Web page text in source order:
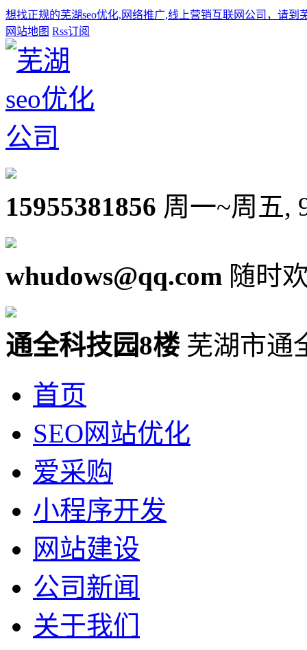
想找正规的芜湖seo优化,网络推广,线上营销互联网公司，请到
网站地图 Rss订阅
15955381856 周一~周五,
whudows@qq.com 随时
通全科技园8楼 芜湖市通
首页
SEO网站优化
爱采购
小程序开发
网站建设
公司新闻
关于我们